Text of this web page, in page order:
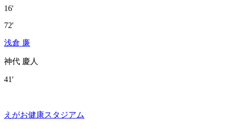
16'
72'
浅倉 廉
神代 慶人
41'
えがお健康スタジアム